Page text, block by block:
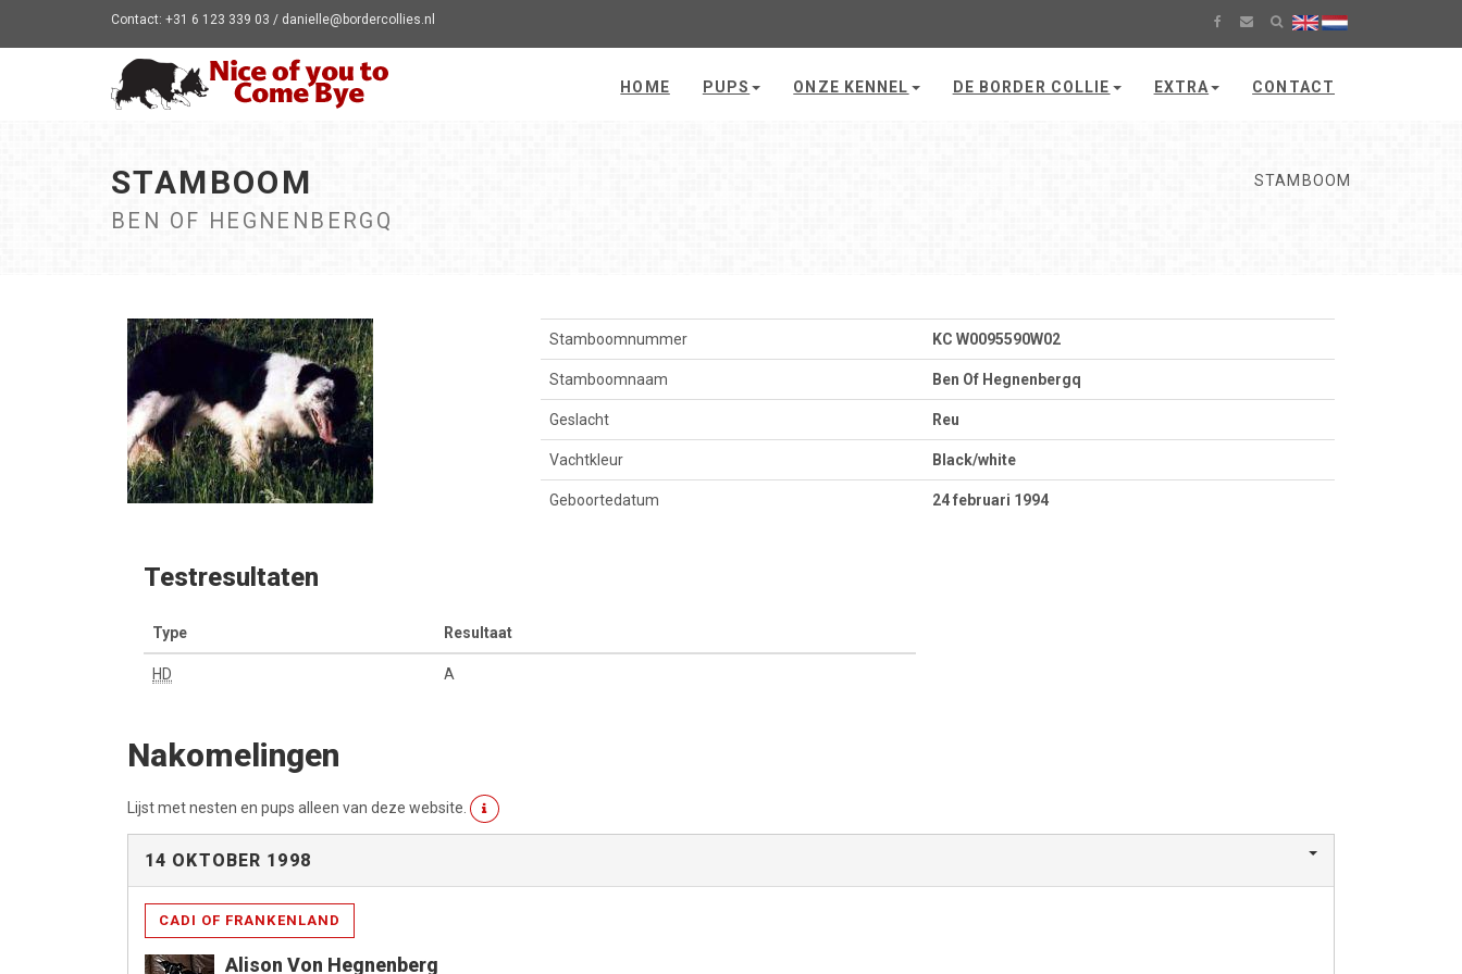
Contact: +31 6 123 339 03 / danielle@bordercollies.nl
HOME PUPS ONZE KENNEL DE BORDER COLLIE EXTRA CONTACT
STAMBOOM
BEN OF HEGNENBERGQ
STAMBOOM
Stamboomnummer KC W0095590W02
Stamboomnaam Ben Of Hegnenbergq
Geslacht Reu
Vachtkleur Black/white
Geboortedatum 24 februari 1994
Testresultaten
Type Resultaat
HD A
Nakomelingen
Lijst met nesten en pups alleen van deze website.
14 OKTOBER 1998
CADI OF FRANKENLAND
Alison Von Hegnenberg